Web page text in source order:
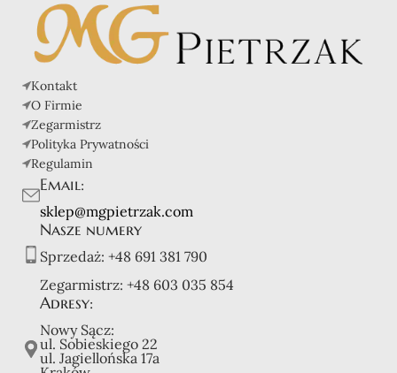
Kontakt
O Firmie
Zegarmistrz
Polityka Prywatności
Regulamin
Email:
sklep@mgpietrzak.com
Nasze numery
Sprzedaż: +48 691 381 790
Zegarmistrz: +48 603 035 854
Adresy:
Nowy Sącz:
ul. Sobieskiego 22
ul. Jagiellońska 17a